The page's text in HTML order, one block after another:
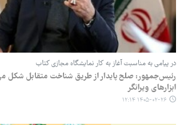
در پیامی به مناسبت آغاز به کار نمایشگاه مجازی کتاب
رئیس‌جمهور: صلح پایدار از طریق شناخت متقابل شکل
ابزارهای ویرانگر
۱۴۰۵-۰۲-۲۶ ۱۲:۱۴